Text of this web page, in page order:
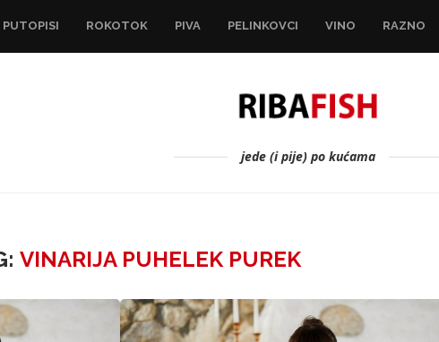
PUTOPISI ROKOTOK PIVA PELINKOVCI VINO RAZNO
jede (i pije) po kućama
VINARIJA PUHELEK PUREK